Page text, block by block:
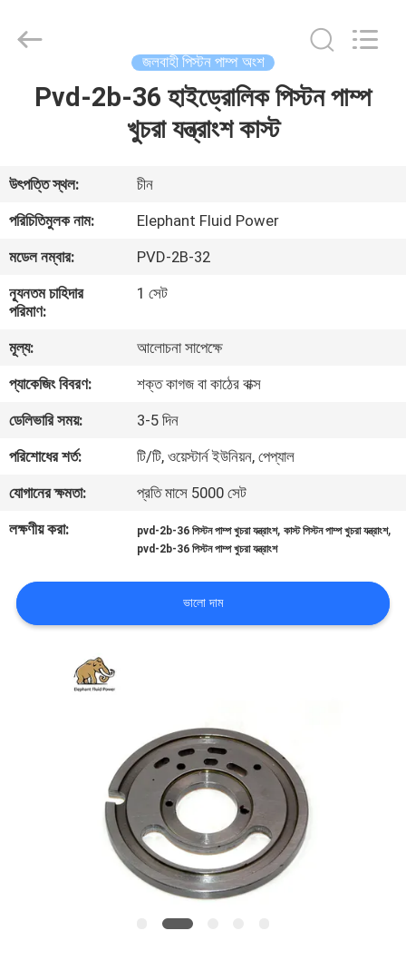
আমাদের
সম্পর্কে
কারখানা
ভ্রমণ
মান
নিয়ন্ত্রণ
যোগাযোগ
করুন
খবর
কেস
Power
Co.,Ltd.
Reserved.
জলবাহী পিস্টন পাম্প অংশ
Pvd-2b-36 হাইড্রোলিক পিস্টন পাম্প
খুচরা যন্ত্রাংশ কাস্ট
উৎপত্তি স্থল:
চীন
পরিচিতিমুলক নাম:
Elephant Fluid Power
মডেল নম্বার:
PVD-2B-32
ন্যূনতম চাহিদার
পরিমাণ:
1 সেট
মূল্য:
আলোচনা সাপেক্ষে
প্যাকেজিং বিবরণ:
শক্ত কাগজ বা কাঠের বাক্স
ডেলিভারি সময়:
3-5 দিন
পরিশোধের শর্ত:
টি/টি, ওয়েস্টার্ন ইউনিয়ন, পেপ্যাল
যোগানের ক্ষমতা:
প্রতি মাসে 5000 সেট
লক্ষণীয় করা:
pvd-2b-36 পিস্টন পাম্প খুচরা যন্ত্রাংশ,কাস্ট পিস্টন পাম্প খুচরা যন্ত্রাংশ,
pvd-2b-36 পিস্টন পাম্প খুচরা যন্ত্রাংশ
ভালো দাম